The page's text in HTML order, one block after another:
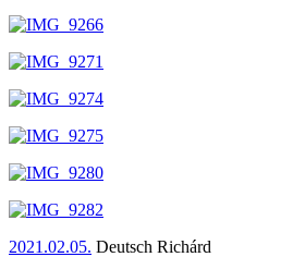
2021.02.05. Deutsch Richárd